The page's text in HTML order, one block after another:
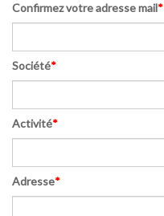
Confirmez votre adresse mail*
Société*
Activité*
Adresse*